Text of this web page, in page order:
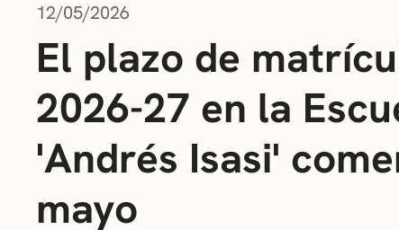
AGENDA
MUXIKEBARRI
CONTACTO
12/05/2026
El plazo de
2026-27 en la
'Andrés Isasi'
mayo